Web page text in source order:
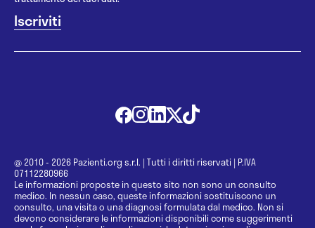
@ 2010 - 2026 Pazienti.org s.r.l. | Tutti i diritti riservati | P.IVA
07112280966
Le informazioni proposte in questo sito non sono un consulto
medico. In nessun caso, queste informazioni sostituiscono un
consulto, una visita o una diagnosi formulata dal medico. Non si
devono considerare le informazioni disponibili come suggerimenti